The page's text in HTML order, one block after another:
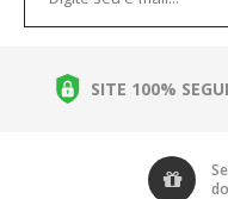
SITE 100%